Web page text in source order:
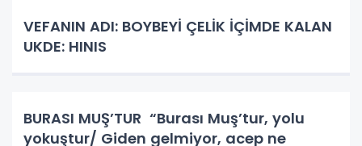
VEFANIN ADI: BOYBEYİ ÇELİK İÇİMDE KALAN
UKDE: HINIS
BURASI MUŞ’TUR “Burası Muş’tur, yolu
yokuştur/ Giden gelmiyor, acep ne